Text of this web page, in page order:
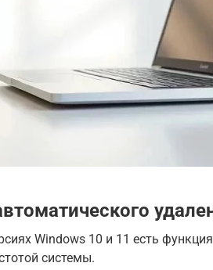
Windows 10 и 11 есть
системы.